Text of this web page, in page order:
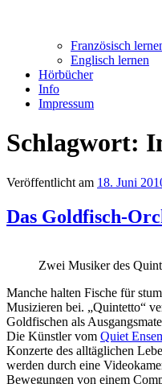
Französisch
Englisch lernen
Hörbücher
Info
Impressum
Schlagwort:
Veröffentlicht am 18. Juni
Das Goldfisch-
Zwei Musiker des
Manche halten Fische für
Musizieren bei. „Quintetto“
Goldfischen als
Die Künstler vom Quiet
Konzerte des alltäglichen
werden durch eine
Bewegungen von einem